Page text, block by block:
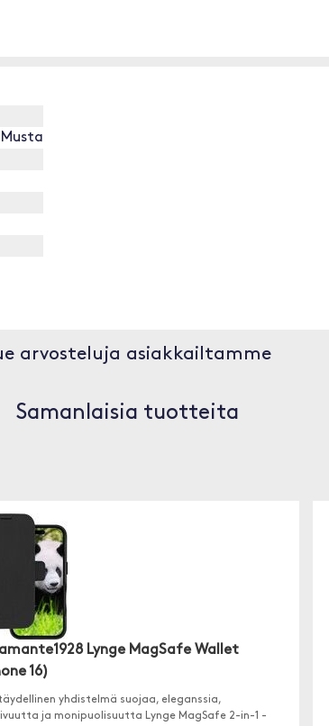
arvosteluja asiakkailtamme
Samanlaisia tuotteita
Lynge MagSafe Wallet
16)
yhdistelmä suojaa, eleganssia,
ja monipuolisuutta Lynge MagSafe 2-in-1 -